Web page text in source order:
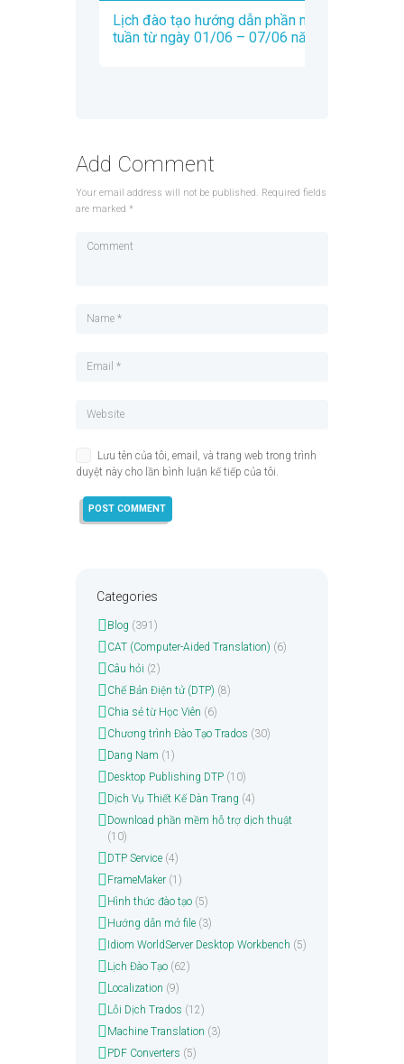
Lịch đào tạo hướng dẫn phần mềm Trados
tuần từ ngày 01/06 – 07/06 năm 2020
Add Comment
Your email address will not be published. Required fields
are marked *
Lưu tên của tôi, email, và trang web trong trình
duyệt này cho lần bình luận kế tiếp của tôi.
Categories
Blog (391)
CAT (Computer-Aided Translation) (6)
Câu hỏi (2)
Chế Bản Điện tử (DTP) (8)
Chia sẻ từ Học Viên (6)
Chương trình Đào Tạo Trados (30)
Dang Nam (1)
Desktop Publishing DTP(10)
Dịch Vụ Thiết Kế Dàn Trang (4)
Download phần mềm hỗ trợ dịch thuật
(10)
DTP Service(4)
FrameMaker(1)
Hình thức đào tạo(5)
Hướng dẫn mở file(3)
Idiom WorldServer Desktop Workbench (5)
Lịch Đào Tạo(62)
Localization (9)
Lỗi Dịch Trados (12)
Machine Translation (3)
PDF Converters (5)